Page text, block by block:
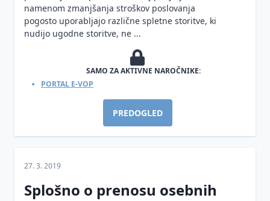
namenom zmanjšanja stroškov poslovanja
pogosto uporabljajo različne spletne storitve, ki
nudijo ugodne storitve, ne ...
SAMO ZA AKTIVNE NAROČNIKE:
PORTAL E-VOP
PREDOGLED
27. 3. 2019
Splošno o prenosu osebnih